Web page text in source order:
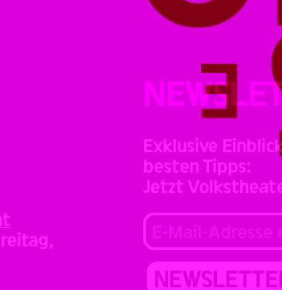
Exklusive
besten Tipps:
Jetzt